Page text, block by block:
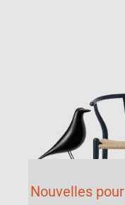
Nouvelles